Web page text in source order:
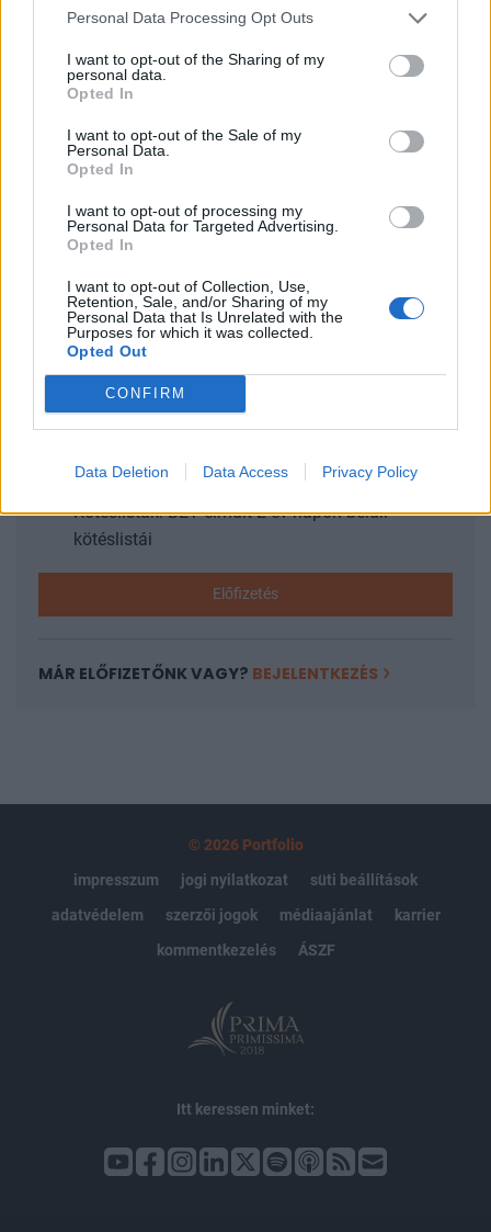
Personal Data Processing Opt Outs
I want to opt-out of the Sharing of my
personal data.
Opted In
I want to opt-out of the Sale of my
Personal Data.
Opted In
I want to opt-out of processing my
Personal Data for Targeted Advertising.
Opted In
I want to opt-out of Collection, Use,
Retention, Sale, and/or Sharing of my
Personal Data that Is Unrelated with the
Purposes for which it was collected.
Opted Out
CONFIRM
Data Deletion Data Access Privacy Policy
elhagyásra készülnek és a befektetők szétverték
Súlyos diszkriminációs per indult az Activision Blizzard
munkaerő-érdekvédelmi hivatal, a California Department of
Fair Employment and Housing (DFEH) a világ egyik
Activision Blizzard ellen. A hivatal azzal vádolta meg a
vállalatot, hogy a 80%-os túlsúlyban lévő férfi...
KEDVES OLVASÓNK!
A keresett cikk a portfolio.hu hírarchívumához
tartozik, melynek olvasása előfizetéses
regisztrációhoz kötött.
Portfolio.hu teljes cikkarchívum
Kötéslisták: BÉT elmúlt 2 év napon belüli
kötéslistái
Előfizetés
MÁR ELŐFIZETŐNK VAGY? BEJELENTKEZÉS
© 2026 Portfolio
impresszum
jogi nyilatkozat
süti beállítások
adatvédelem
szerzői jogok médiaajánlat
karrier
kommentkezelés
ÁSZF
Itt keressen minket: